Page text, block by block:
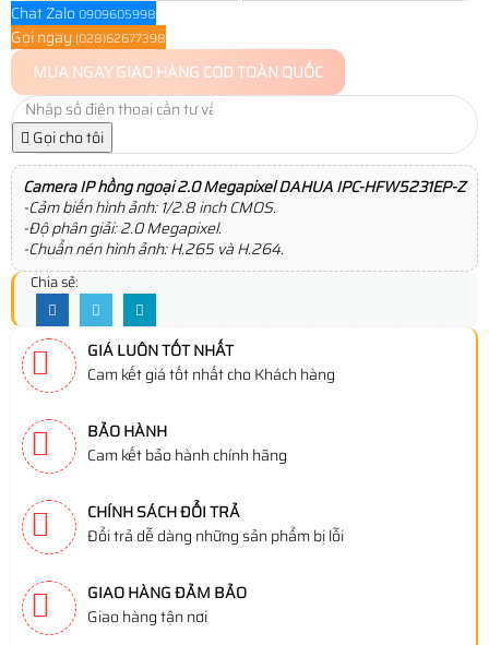
Chat Zalo 0909605998
Gọi ngay (028)62677398
MUA NGAYGIAO HÀNG COD TOÀN QUỐC
Gọi cho tôi
Camera IP hồng ngoại 2.0 Megapixel DAHUA IPC-HFW5231EP-Z
-Cảm biến hình ảnh: 1/2.8 inch CMOS.
-Độ phân giải: 2.0 Megapixel.
-Chuẩn nén hình ảnh: H.265 và H.264.
Chia sẻ:
GIÁ LUÔN TỐT NHẤT
Cam kết giá tốt nhất cho Khách hàng
BẢO HÀNH
Cam kết bảo hành chính hãng
CHÍNH SÁCH ĐỔI TRẢ
Đổi trả dễ dàng những sản phẩm bị lỗi
GIAO HÀNG ĐẢM BẢO
Giao hàng tận nơi